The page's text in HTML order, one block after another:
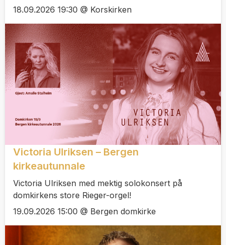
18.09.2026 19:30 @ Korskirken
Victoria Ulriksen – Bergen
kirkeautunnale
Victoria Ulriksen med mektig solokonsert på
domkirkens store Rieger-orgel!
19.09.2026 15:00 @ Bergen domkirke